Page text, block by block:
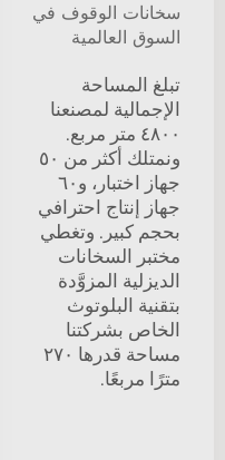
سخانات الوقوف في
السوق العالمية
تبلغ المساحة
الإجمالية لمصنعنا
٤٨٠٠ متر مربع.
ونمتلك أكثر من ٥٠
جهاز اختبار، و٦٠
جهاز إنتاج احترافي
بحجم كبير. وتغطي
مختبر السخانات
الديزلية المزوَّدة
بتقنية البلوتوث
الخاص بشركتنا
مساحة قدرها ٢٧٠
مترًا مربعًا.